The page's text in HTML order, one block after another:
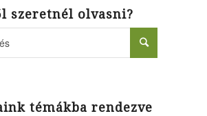
szeretnél olvasni?
témákba rendezve